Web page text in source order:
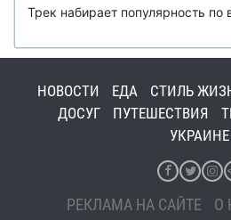
Трек набирает популярность
НОВОСТИ ЕДА СТИЛЬ
ДОСУГ
ПУТЕШЕСТВИЯ
УКРАИНЕ
РЕКЛАМА НА САЙТЕ О